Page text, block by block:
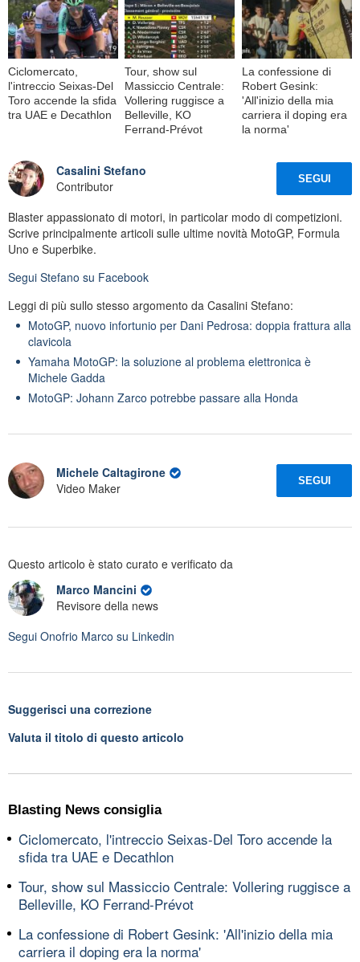
Ciclomercato,
l'intreccio Seixas-Del
Toro accende la sfida
tra UAE e Decathlon
Tour, show sul
Massiccio Centrale:
Vollering ruggisce a
Belleville, KO
Ferrand-Prévot
La confessione di
Robert Gesink:
'All'inizio della mia
carriera il doping era
la norma'
Casalini Stefano
Contributor
SEGUI
Blaster appassionato di motori, in particolar modo di competizioni.
Scrive principalmente articoli sulle ultime novità MotoGP, Formula
Uno e Superbike.
Segui Stefano su Facebook
Leggi di più sullo stesso argomento da Casalini Stefano:
MotoGP, nuovo infortunio per Dani Pedrosa: doppia frattura alla
clavicola
Yamaha MotoGP: la soluzione al problema elettronica è
Michele Gadda
MotoGP: Johann Zarco potrebbe passare alla Honda
Michele Caltagirone
Video Maker
SEGUI
Questo articolo è stato curato e verificato da
Marco Mancini
Revisore della news
Segui Onofrio Marco su Linkedin
Suggerisci una correzione
Valuta il titolo di questo articolo
Blasting News consiglia
Ciclomercato, l'intreccio Seixas-Del Toro accende la
sfida tra UAE e Decathlon
Tour, show sul Massiccio Centrale: Vollering ruggisce a
Belleville, KO Ferrand-Prévot
La confessione di Robert Gesink: 'All'inizio della mia
carriera il doping era la norma'